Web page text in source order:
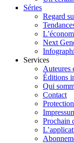
Séries
Regard
Next
Services
Auteures
Éditions
Qui
Contact
Prochain